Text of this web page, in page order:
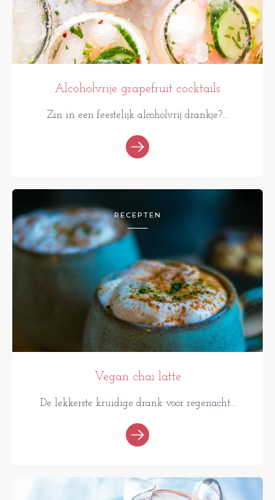
Alcoholvrije grapefruit cocktails
Zin in een feestelijk alcoholvrij drankje?...
RECEPTEN
Vegan chai latte
De lekkerste kruidige drank voor regenacht...